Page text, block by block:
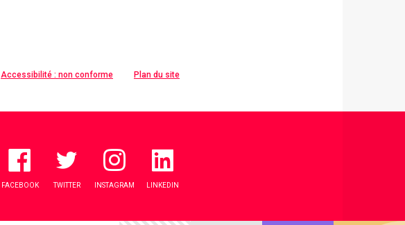
Accessibilité : non conforme Plan du site
FACEBOOK TWITTER INSTAGRAM LINKEDIN